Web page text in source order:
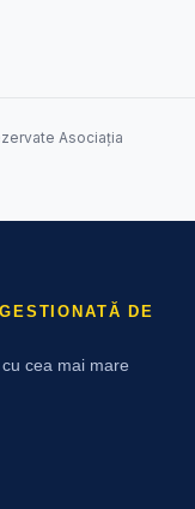
Asociația
DE
cea mai mare